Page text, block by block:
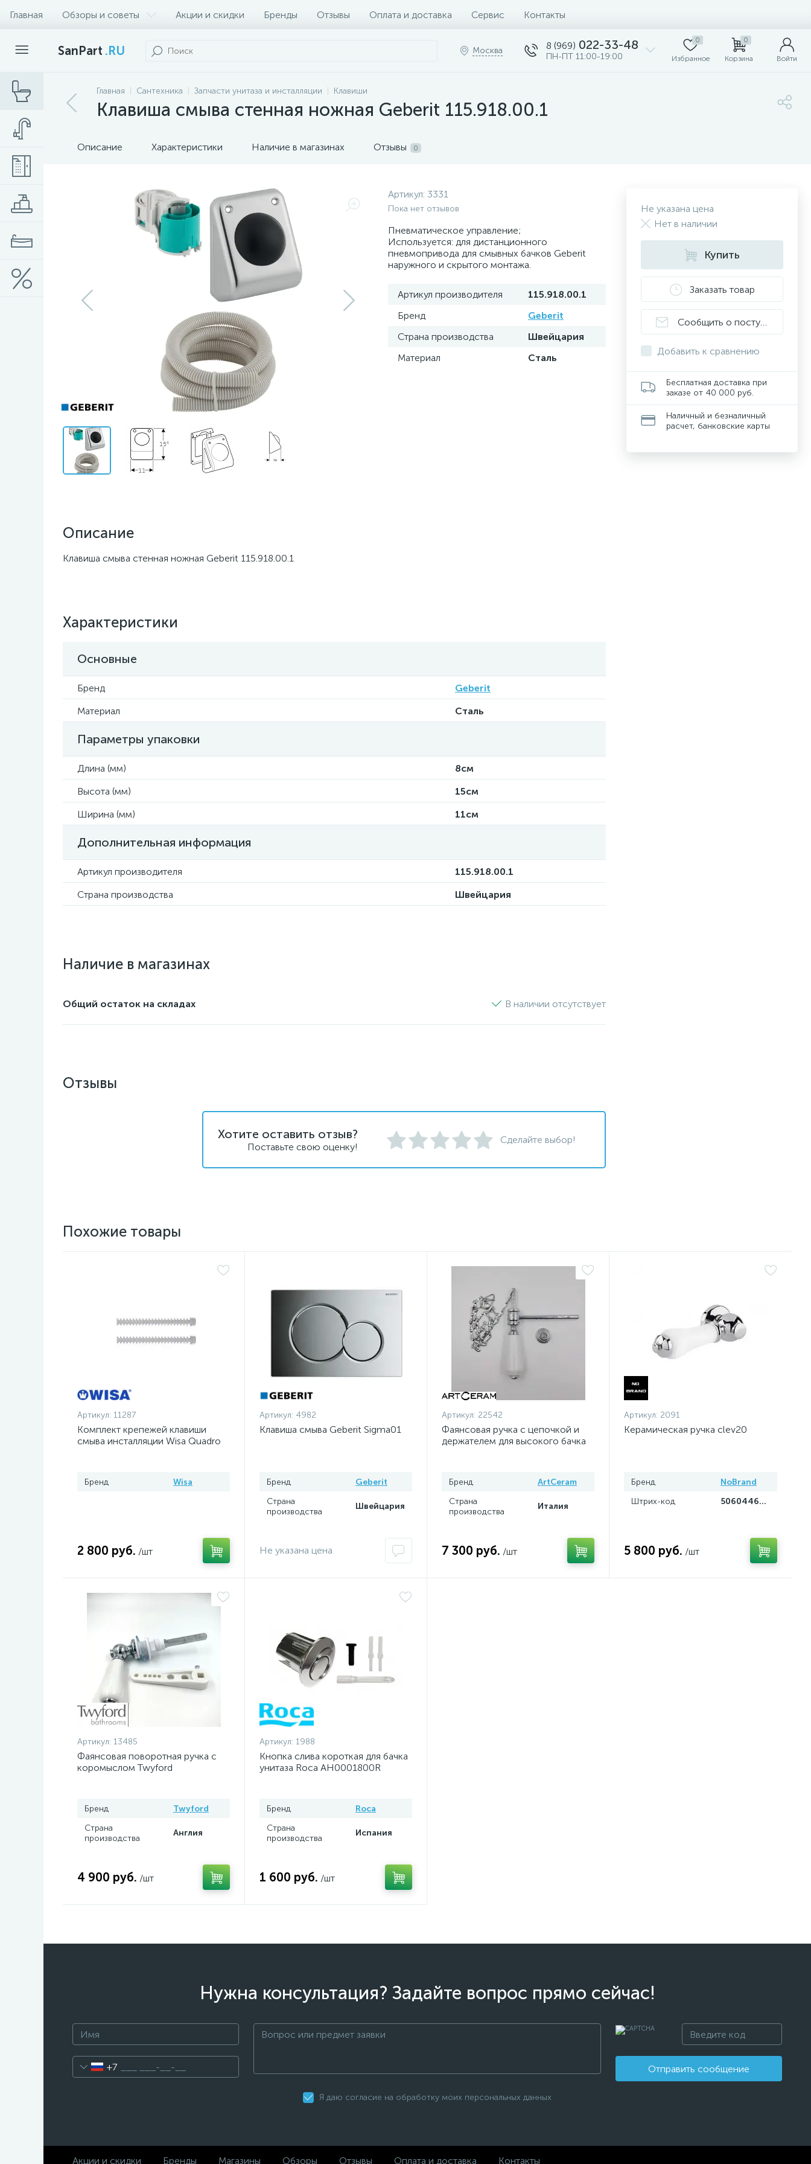
Главная Обзоры и советы Акции и скидки Бренды Отзывы Оплата и доставка Сервис Контакты
SanPart .RU Москва 8 (969) 022-33-48
ПН-ПТ 11:00-19:00
0
Избранное
0
Корзина Войти
Главная Сантехника Запчасти унитаза и инсталляции Клавиши
Клавиша смыва стенная ножная Geberit 115.918.00.1
Описание Характеристики Наличие в магазинах Отзывы 0
Артикул: 3331
Пока нет отзывов
Пневматическое управление;
Используется: для дистанционного
пневмопривода для смывных бачков Geberit
наружного и скрытого монтажа.
Артикул производителя
115.918.00.1
Бренд
Geberit
Страна производства
Швейцария
Материал
Сталь
Описание
Клавиша смыва стенная ножная Geberit 115.918.00.1
Характеристики
Основные
Бренд
Geberit
Материал
Сталь
Параметры упаковки
Длина (мм)
8см
Высота (мм)
15см
Ширина (мм)
11см
Дополнительная информация
Артикул производителя
115.918.00.1
Страна производства
Швейцария
Наличие в магазинах
Общий остаток на складах В наличии отсутствует
Не указана цена
Нет в наличии
Купить
Заказать товар
Сообщить о поступлении
Добавить к сравнению
Бесплатная доставка при
заказе от 40 000 руб.
Наличный и безналичный
расчет, банковские карты
Отзывы
Хотите оставить отзыв?
Поставьте свою оценку!
Сделайте выбор!
Похожие товары
Артикул: 11287
Комплект крепежей клавиши
смыва инсталляции Wisa Quadro
Бренд Wisa
2 800 руб. /шт
Артикул: 4982
Клавиша смыва Geberit Sigma01
Бренд
Geberit
Страна
производства
Швейцария
Не указана цена
Артикул: 22542
Фаянсовая ручка с цепочкой и
держателем для высокого бачка
Бренд
ArtCeram
Страна
производства
Италия
7 300 руб. /шт
Артикул: 2091
Керамическая ручка clev20
Бренд
NoBrand
Штрих-код
5060446010549
5 800 руб. /шт
Артикул: 13485
Фаянсовая поворотная ручка с
коромыслом Twyford
Бренд
Twyford
Страна
производства
Англия
4 900 руб. /шт
Артикул: 1988
Кнопка слива короткая для бачка
унитаза Roca AH0001800R
Бренд
Roca
Страна
производства
Испания
1 600 руб. /шт
Нужна консультация? Задайте вопрос прямо сейчас!
+7 Отправить сообщение
Я даю согласие на обработку моих персональных данных
Акции и скидки Бренды Магазины Обзоры Отзывы Оплата и доставка Контакты